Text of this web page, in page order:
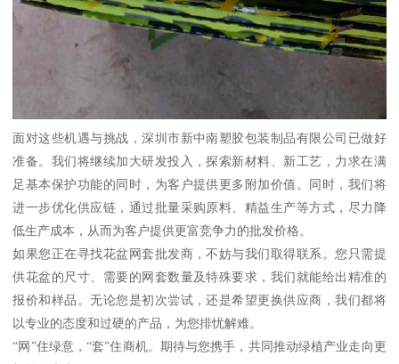
面对这些机遇与挑战，深圳市新中南塑胶包装制品有限公司已做好
准备。我们将继续加大研发投入，探索新材料、新工艺，力求在满
足基本保护功能的同时，为客户提供更多附加价值。同时，我们将
进一步优化供应链，通过批量采购原料、精益生产等方式，尽力降
低生产成本，从而为客户提供更富竞争力的批发价格。
如果您正在寻找花盆网套批发商，不妨与我们取得联系。您只需提
供花盆的尺寸、需要的网套数量及特殊要求，我们就能给出精准的
报价和样品。无论您是初次尝试，还是希望更换供应商，我们都将
以专业的态度和过硬的产品，为您排忧解难。
“网”住绿意，“套”住商机。期待与您携手，共同推动绿植产业走向更